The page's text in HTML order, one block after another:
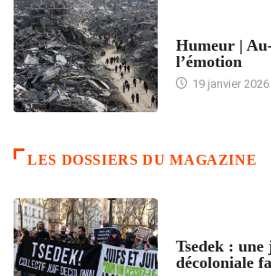
Humeur |
l’émotion
19 janvier 2026
LES DOSSIERS DU MAGAZINE
Tsedek : une
décoloniale